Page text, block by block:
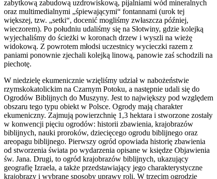
zabytkową zabudową uzdrowiskową, pijalniami wód mineralnych
oraz multimedialnymi „śpiewającymi“ fontannami (urok tej
większej, tzw. „setki“, docenić mogliśmy zwłaszcza później,
wieczorem). Po południu udaliśmy się na Słotwiny, gdzie kolejką
wyjechaliśmy do ścieżki w koronach drzew i wyszli na wieżę
widokową. Z powrotem młodsi uczestnicy wycieczki razem z
paniami ponownie zjechali kolejką linową, panowie zaś schodzili na
piechotę.
W niedzielę ekumenicznie wzięliśmy udział w nabożeństwie
rzymskokatolickim na Czarnym Potoku, a następnie udali się do
Ogrodów Biblijnych do Muszyny. Jest to największy pod względem
obszaru tego typu obiekt w Polsce. Ogrody mają charakter
ekumeniczny. Zajmują powierzchnię 1,3 hektara i stworzone zostały
w konwencji pięciu ogrodów: historii zbawienia, krajobrazów
biblijnych, nauki proroków, dziecięcego ogrodu biblijnego oraz
areopagu biblijnego. Pierwszy ogród opowiada historię zbawienia
od stworzenia świata po wydarzenia opisane w księdze Objawienia
św. Jana. Drugi, to ogród krajobrazów biblijnych, ukazujący
geografię Izraela, a także przedstawiający jego charakterystyczne
krajobrazy i wybrane sposoby uprawy roli. W trzecim ogrodzie